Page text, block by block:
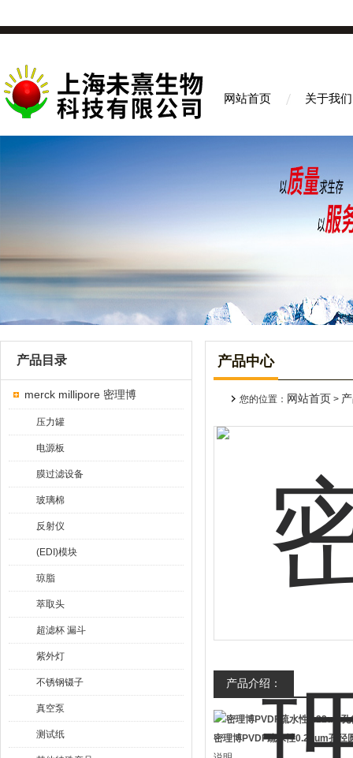
网站首页 关于我们
产品目录
merck millipore 密理博
压力罐
电源板
膜过滤设备
玻璃棉
反射仪
(EDI)模块
琼脂
萃取头
超滤杯 漏斗
紫外灯
不锈钢镊子
真空泵
测试纸
产品中心
您的位置： 网站首页 >
产品介绍：
密理博PVDF疏水性0.22um孔径